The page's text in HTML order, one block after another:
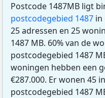
Postcode 1487MB ligt
postcodegebied 1487 in
25 adressen en 25
1487 MB. 60% van de
postcodegebied 1487
woningen hebben een
€287.000. Er wonen 45
postcodegebied 1487